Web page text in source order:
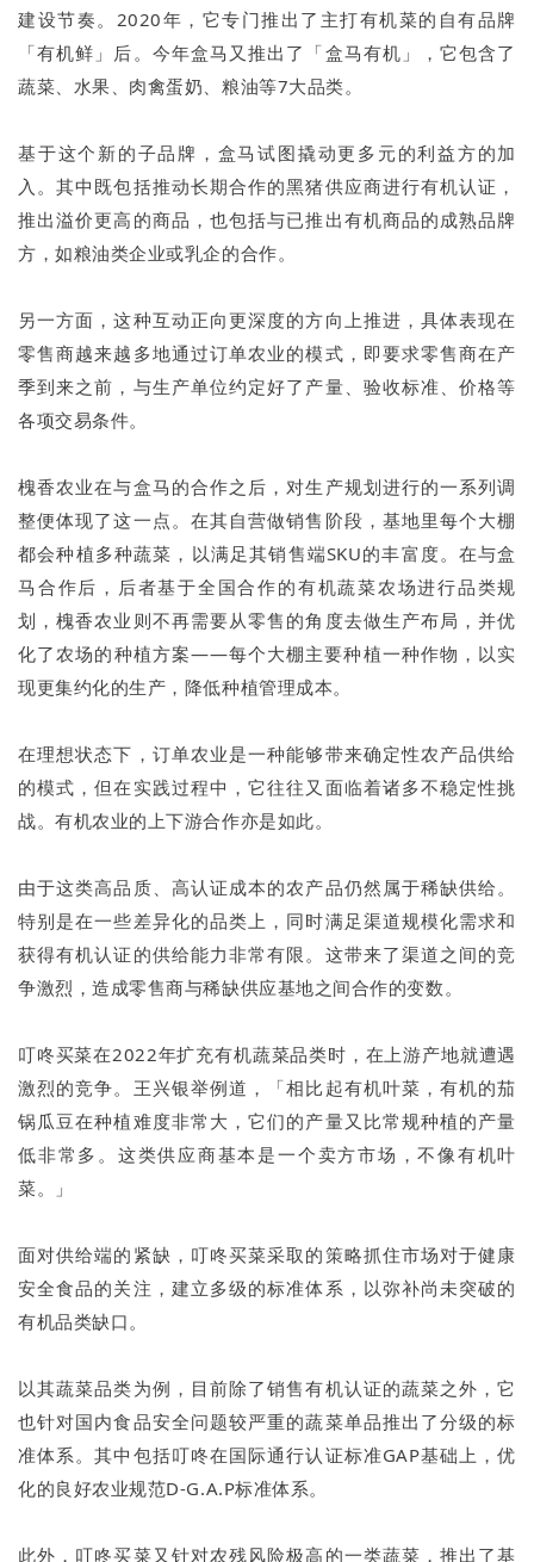
建设节奏。2020年，它专门推出了主打有机菜的自有品牌
「有机鲜」后。今年盒马又推出了「盒马有机」，它包含了
蔬菜、水果、肉禽蛋奶、粮油等7大品类。
基于这个新的子品牌，盒马试图撬动更多元的利益方的加
入。其中既包括推动长期合作的黑猪供应商进行有机认证，
推出溢价更高的商品，也包括与已推出有机商品的成熟品牌
方，如粮油类企业或乳企的合作。
另一方面，这种互动正向更深度的方向上推进，具体表现在
零售商越来越多地通过订单农业的模式，即要求零售商在产
季到来之前，与生产单位约定好了产量、验收标准、价格等
各项交易条件。
槐香农业在与盒马的合作之后，对生产规划进行的一系列调
整便体现了这一点。在其自营做销售阶段，基地里每个大棚
都会种植多种蔬菜，以满足其销售端SKU的丰富度。在与盒
马合作后，后者基于全国合作的有机蔬菜农场进行品类规
划，槐香农业则不再需要从零售的角度去做生产布局，并优
化了农场的种植方案——每个大棚主要种植一种作物，以实
现更集约化的生产，降低种植管理成本。
在理想状态下，订单农业是一种能够带来确定性农产品供给
的模式，但在实践过程中，它往往又面临着诸多不稳定性挑
战。有机农业的上下游合作亦是如此。
由于这类高品质、高认证成本的农产品仍然属于稀缺供给。
特别是在一些差异化的品类上，同时满足渠道规模化需求和
获得有机认证的供给能力非常有限。这带来了渠道之间的竞
争激烈，造成零售商与稀缺供应基地之间合作的变数。
叮咚买菜在2022年扩充有机蔬菜品类时，在上游产地就遭遇
激烈的竞争。王兴银举例道，「相比起有机叶菜，有机的茄
锅瓜豆在种植难度非常大，它们的产量又比常规种植的产量
低非常多。这类供应商基本是一个卖方市场，不像有机叶
菜。」
面对供给端的紧缺，叮咚买菜采取的策略抓住市场对于健康
安全食品的关注，建立多级的标准体系，以弥补尚未突破的
有机品类缺口。
以其蔬菜品类为例，目前除了销售有机认证的蔬菜之外，它
也针对国内食品安全问题较严重的蔬菜单品推出了分级的标
准体系。其中包括叮咚在国际通行认证标准GAP基础上，优
化的良好农业规范D-G.A.P标准体系。
此外，叮咚买菜又针对农残风险极高的一类蔬菜，推出了基